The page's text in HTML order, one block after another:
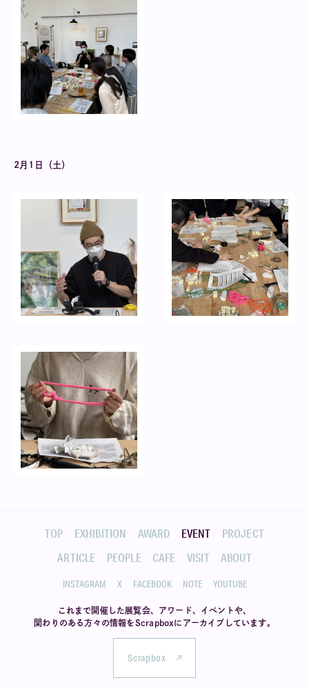
2月1日（土）
TOP EXHIBITION AWARD EVENT
PROJECT
ARTICLE
PEOPLE CAFE VISIT ABOUT
INSTAGRAM X FACEBOOK NOTE YOUTUBE
これまで開催した展覧会、アワード、イベントや、
関わりのある方々の情報をScrapboxにアーカイブしています。
Scrapbox